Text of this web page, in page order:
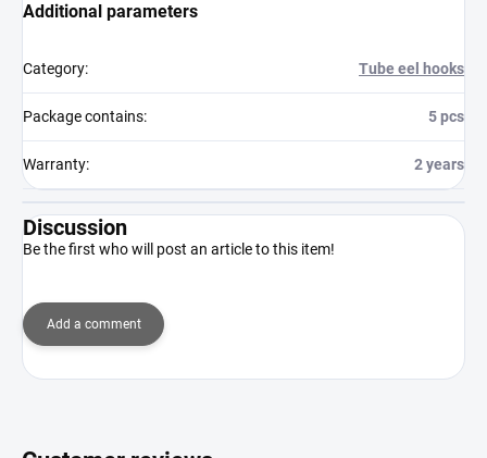
Additional parameters
Category: Tube eel hooks
Package contains: 5 pcs
Warranty: 2 years
Discussion
Be the first who will post an article to this item!
Add a comment